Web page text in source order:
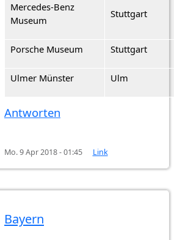
Mercedes-Benz
Museum
Stuttgart
Porsche Museum Stuttgart
Ulmer Münster Ulm
Antworten
Mo. 9 Apr 2018 - 01:45 Link
Bayern